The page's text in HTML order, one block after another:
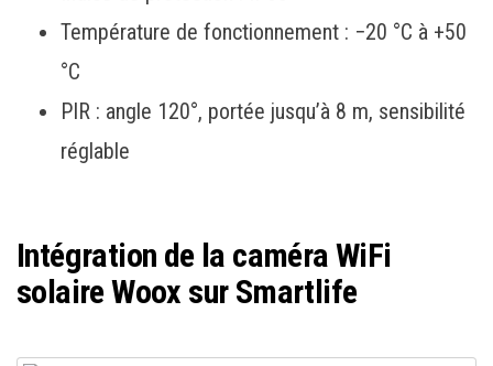
Température de fonctionnement : −20 °C à +50
°C
PIR : angle 120°, portée jusqu’à 8 m, sensibilité
réglable
Intégration de la caméra WiFi
solaire Woox sur Smartlife